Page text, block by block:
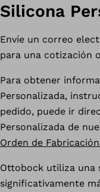
Silicona
Envíe un correo
para una cotización
Para obtener
Personalizada,
pedido, puede ir
Personalizada de
Orden de
Ottobock utiliza una
significativamente